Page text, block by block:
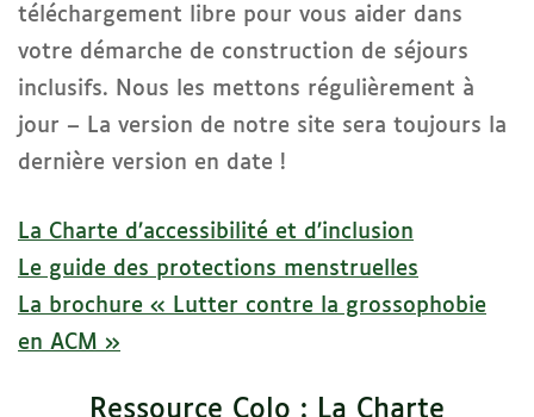
téléchargement libre pour vous aider dans
votre démarche de construction de séjours
inclusifs. Nous les mettons régulièrement à
jour – La version de notre site sera toujours la
dernière version en date !
La Charte d’accessibilité et d’inclusion
Le guide des protections menstruelles
La brochure « Lutter contre la grossophobie
en ACM »
Ressource Colo : La Charte